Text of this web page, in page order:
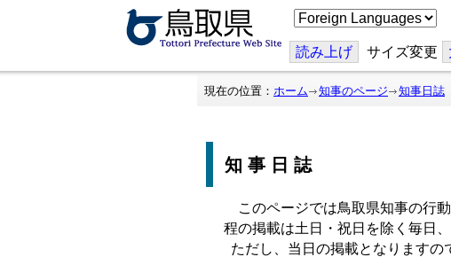
こ
の
ジ
を
翻
読み上げ サイズ変更
現在の位置： ホーム 知事のページ 知事日誌
知事日誌
このページでは鳥取県知事の行
程の掲載は土日・祝日を除く毎日
ただし、当日の掲載となりますの